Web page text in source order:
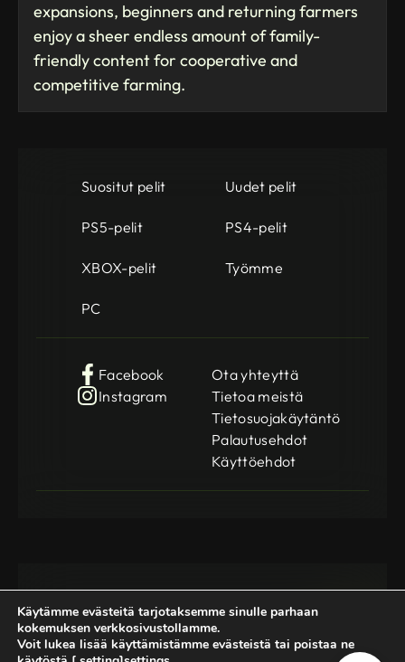
expansions, beginners and returning farmers
enjoy a sheer endless amount of family-
friendly content for cooperative and
competitive farming.
Suositut pelit Uudet pelit
PS5-pelit PS4-pelit
XBOX-pelit Työmme
PC
Facebook
Instagram
Ota yhteyttä
Tietoa meistä
Tietosuojakäytäntö
Palautusehdot
Käyttöehdot
Käytämme evästeitä tarjotaksemme sinulle parhaan
kokemuksen verkkosivustollamme.
Voit lukea lisää käyttämistämme evästeistä tai poistaa ne